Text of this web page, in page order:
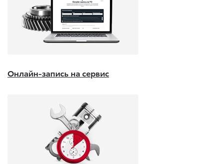
Онлайн-запись на сервис